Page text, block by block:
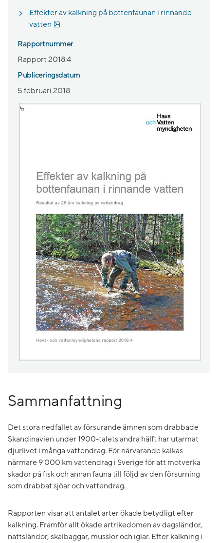
Effekter av kalkning på bottenfaunan i rinnande
vatten
Rapportnummer
Rapport 2018:4
Publiceringsdatum
5 februari 2018
Sammanfattning
Det stora nedfallet av försurande ämnen som drabbade
Skandinavien under 1900-talets andra hälft har utarmat
djurlivet i många vattendrag. För närvarande kalkas
närmare 9 000 km vattendrag i Sverige för att motverka
skador på fisk och annan fauna till följd av den försurning
som drabbat sjöar och vattendrag.
Rapporten visar att antalet arter ökade betydligt efter
kalkning. Framför allt ökade artrikedomen av dagsländor,
nattsländor, skalbaggar, musslor och iglar. Efter kalkning i